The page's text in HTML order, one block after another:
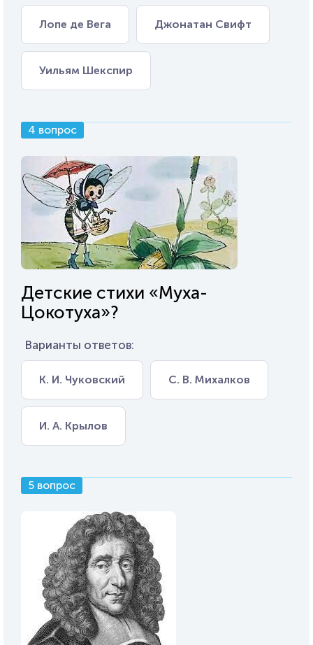
Лопе де Вега Джонатан Свифт
Уильям Шекспир
4 вопрос
Детские стихи «Муха-
Цокотуха»?
Варианты ответов:
К. И. Чуковский С. В. Михалков
И. А. Крылов
5 вопрос